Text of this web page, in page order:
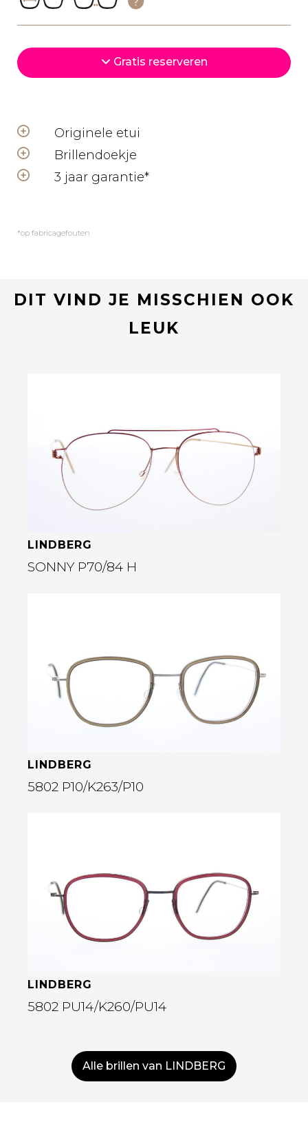
Gratis reserveren
Originele etui
Brillendoekje
3 jaar garantie*
*op fabricagefouten
DIT VIND JE MISSCHIEN OOK
LEUK
LINDBERG
SONNY P70/84 H
LINDBERG
5802 P10/K263/P10
LINDBERG
5802 PU14/K260/PU14
Alle brillen van LINDBERG